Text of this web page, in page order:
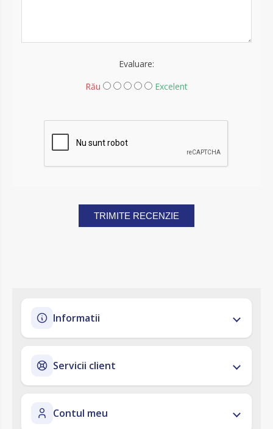
Evaluare:
Rău
Excelent
TRIMITE RECENZIE
Informatii
Servicii client
Contul meu